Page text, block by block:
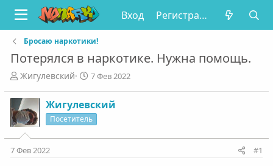
Вход Регистрация
Бросаю наркотики!
Потерялся в наркотике. Нужна помощь.
А
т
о
р
т
м
Жигулевский
Д
а
н
7 Фев 2022
Жигулевский
Посетитель
7 Фев 2022 #1